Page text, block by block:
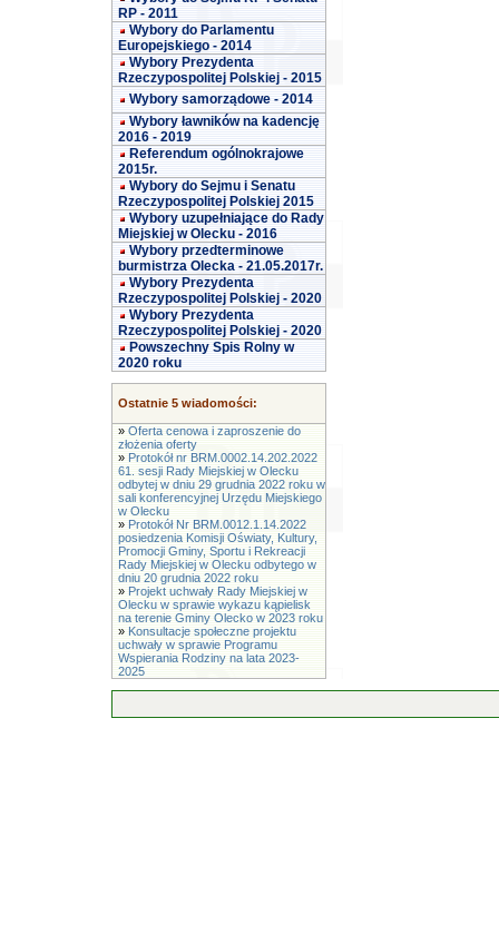
RP - 2011
Wybory do Parlamentu
Europejskiego - 2014
Wybory Prezydenta
Rzeczypospolitej Polskiej - 2015
Wybory samorządowe - 2014
Wybory ławników na kadencję
2016 - 2019
Referendum ogólnokrajowe
2015r.
Wybory do Sejmu i Senatu
Rzeczypospolitej Polskiej 2015
Wybory uzupełniające do Rady
Miejskiej w Olecku - 2016
Wybory przedterminowe
burmistrza Olecka - 21.05.2017r.
Wybory Prezydenta
Rzeczypospolitej Polskiej - 2020
Wybory Prezydenta
Rzeczypospolitej Polskiej - 2020
Powszechny Spis Rolny w
2020 roku
Ostatnie 5 wiadomości:
» Oferta cenowa i zaproszenie do
złożenia oferty
» Protokół nr BRM.0002.14.202.2022
61. sesji Rady Miejskiej w Olecku
odbytej w dniu 29 grudnia 2022 roku w
sali konferencyjnej Urzędu Miejskiego
w Olecku
» Protokół Nr BRM.0012.1.14.2022
posiedzenia Komisji Oświaty, Kultury,
Promocji Gminy, Sportu i Rekreacji
Rady Miejskiej w Olecku odbytego w
dniu 20 grudnia 2022 roku
» Projekt uchwały Rady Miejskiej w
Olecku w sprawie wykazu kąpielisk
na terenie Gminy Olecko w 2023 roku
» Konsultacje społeczne projektu
uchwały w sprawie Programu
Wspierania Rodziny na lata 2023-
2025